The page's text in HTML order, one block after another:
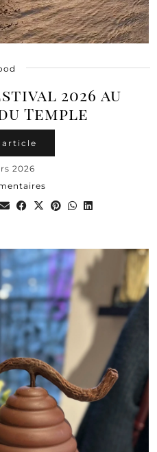
2026 au
Temple
2026